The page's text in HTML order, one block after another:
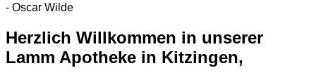
- Oscar Wilde
Herzlich Willkommen in unserer
Lamm Apotheke in Kitzingen,